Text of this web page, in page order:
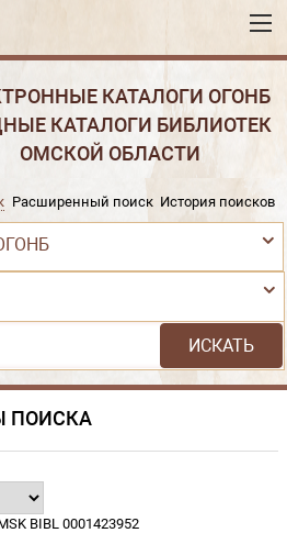
КАТАЛОГИ ОГОНБ
КАТАЛОГИ БИБЛИОТЕК
ОМСКОЙ ОБЛАСТИ
Расширенный поиск История поисков
ПОИСКА
BIBL 0001423952